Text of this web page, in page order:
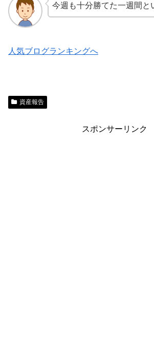
今週も十分勝てた一週間と
人気ブログランキングへ
資産報告
スポンサーリンク